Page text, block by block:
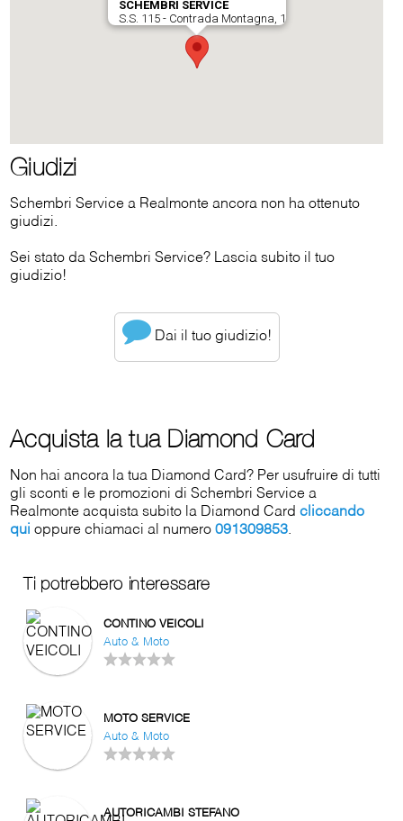
Giudizi
Schembri Service a Realmonte ancora non ha ottenuto
giudizi.
Sei stato da Schembri Service? Lascia subito il tuo
giudizio!
Dai il tuo giudizio!
Acquista la tua Diamond Card
Non hai ancora la tua Diamond Card? Per usufruire di tutti
gli sconti e le promozioni di Schembri Service a
Realmonte acquista subito la Diamond Cardcliccando
qui oppure chiamaci al numero091309853.
Ti potrebbero interessare
CONTINO VEICOLI
Auto & Moto
MOTO SERVICE
Auto & Moto
AUTORICAMBI STEFANO